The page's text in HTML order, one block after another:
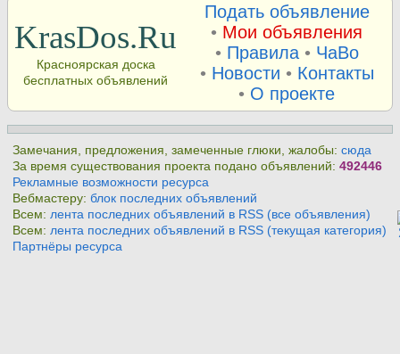
KrasDos.Ru
Красноярская доска
бесплатных объявлений
Подать объявление
• Мои объявления
• Правила• ЧаВо
• Новости • Контакты
• О проекте
Замечания, предложения, замеченные глюки, жалобы:сюда
За время существования проекта подано объявлений:492446
Рекламные возможности ресурса
Вебмастеру:блок последних объявлений
Всем: лента последних объявлений в RSS (все объявления)
Всем: лента последних объявлений в RSS (текущая категория)
Партнёры ресурса